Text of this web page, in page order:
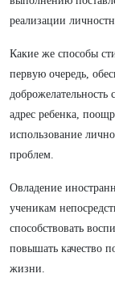
реализации
Какие же способы
первую очередь,
доброжелательность
адрес ребенка,
использование
проблем.
Овладение
ученикам
способствовать
повышать качество
жизни.